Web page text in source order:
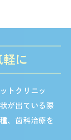
軽に
トクリニッ
が出ている際
、歯科治療を